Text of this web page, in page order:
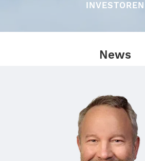
INVESTOREN
News